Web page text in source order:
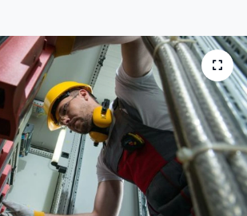
Çözümleri